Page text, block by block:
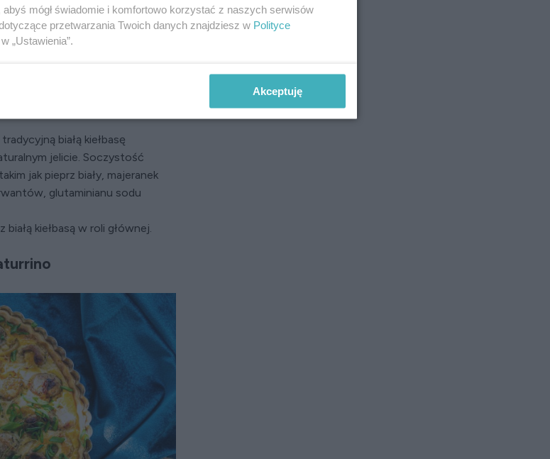
znaczy to wcale, że muszą
białą kiełbasę
jelicie. Soczystość
jak pieprz biały, majeranek
glutaminianu sodu
kiełbasą w roli głównej.
mógł świadomie i komfortowo korzystać z naszych serwisów
przetwarzania Twoich danych znajdziesz w Polityce
„Ustawienia”.
Akceptuję